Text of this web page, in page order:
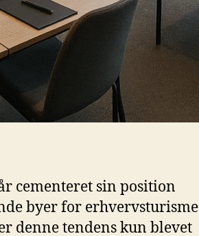
cementeret sin position
byer for erhvervsturisme
denne tendens kun blevet